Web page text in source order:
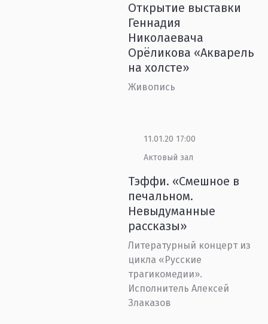
Открытие выставки
Геннадия
Николаевача
Орёликова «Акварель
на холсте»
Живопись
11.01.20 17:00
Актовый зал
Тэффи. «Смешное в
печальном.
Невыдуманные
рассказы»
Литературный концерт из
цикла «Русские
трагикомедии».
Исполнитель Алексей
Злаказов